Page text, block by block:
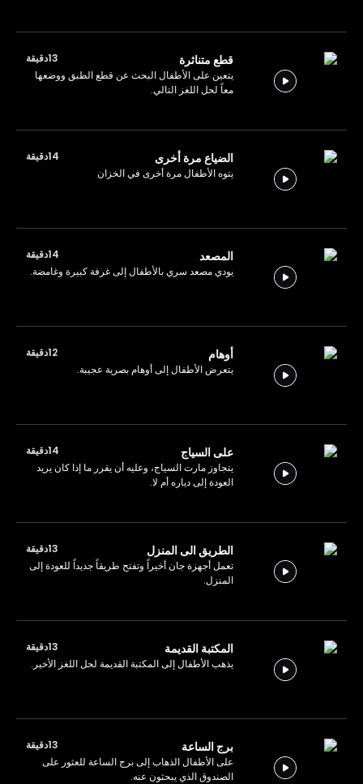
قطع متناثرة
13دقيقة
يتعين على الأطفال البحث عن قطع الطبق ووضعها
معاً لحل اللغز التالي.
الضياع مرة أخرى
14دقيقة
يتوه الأطفال مرة أخرى في الخزان
المصعد
14دقيقة
يودي مصعد سري بالأطفال إلى غرفة كبيرة وغامضة.
أوهام
12دقيقة
يتعرض الأطفال إلى أوهام بصرية عجيبة.
على السياج
14دقيقة
يتجاوز مارت السياج، وعليه أن يقرر ما إذا كان يريد
العودة إلى دياره أم لا.
الطريق الى المنزل
13دقيقة
تعمل أجهزة جان أخيراً وتفتح طريقاً جديداً للعودة إلى
المنزل.
المكتبة القديمة
13دقيقة
يذهب الأطفال إلى المكتبة القديمة لحل اللغز الأخير.
برج الساعة
13دقيقة
على الأطفال الذهاب إلى برج الساعة للعثور على
الصندوق الذي يبحثون عنه.